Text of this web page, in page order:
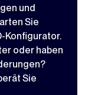
und
Sie
Konfigurator.
oder haben
Sie